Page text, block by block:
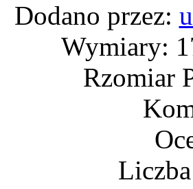
Dodano przez:
Wymiary:
Rzomiar